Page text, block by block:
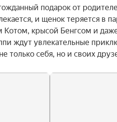
подарок от
и щенок теряется
Котом, крысой Бенгсом и
ждут увлекательные
только себя, но и своих